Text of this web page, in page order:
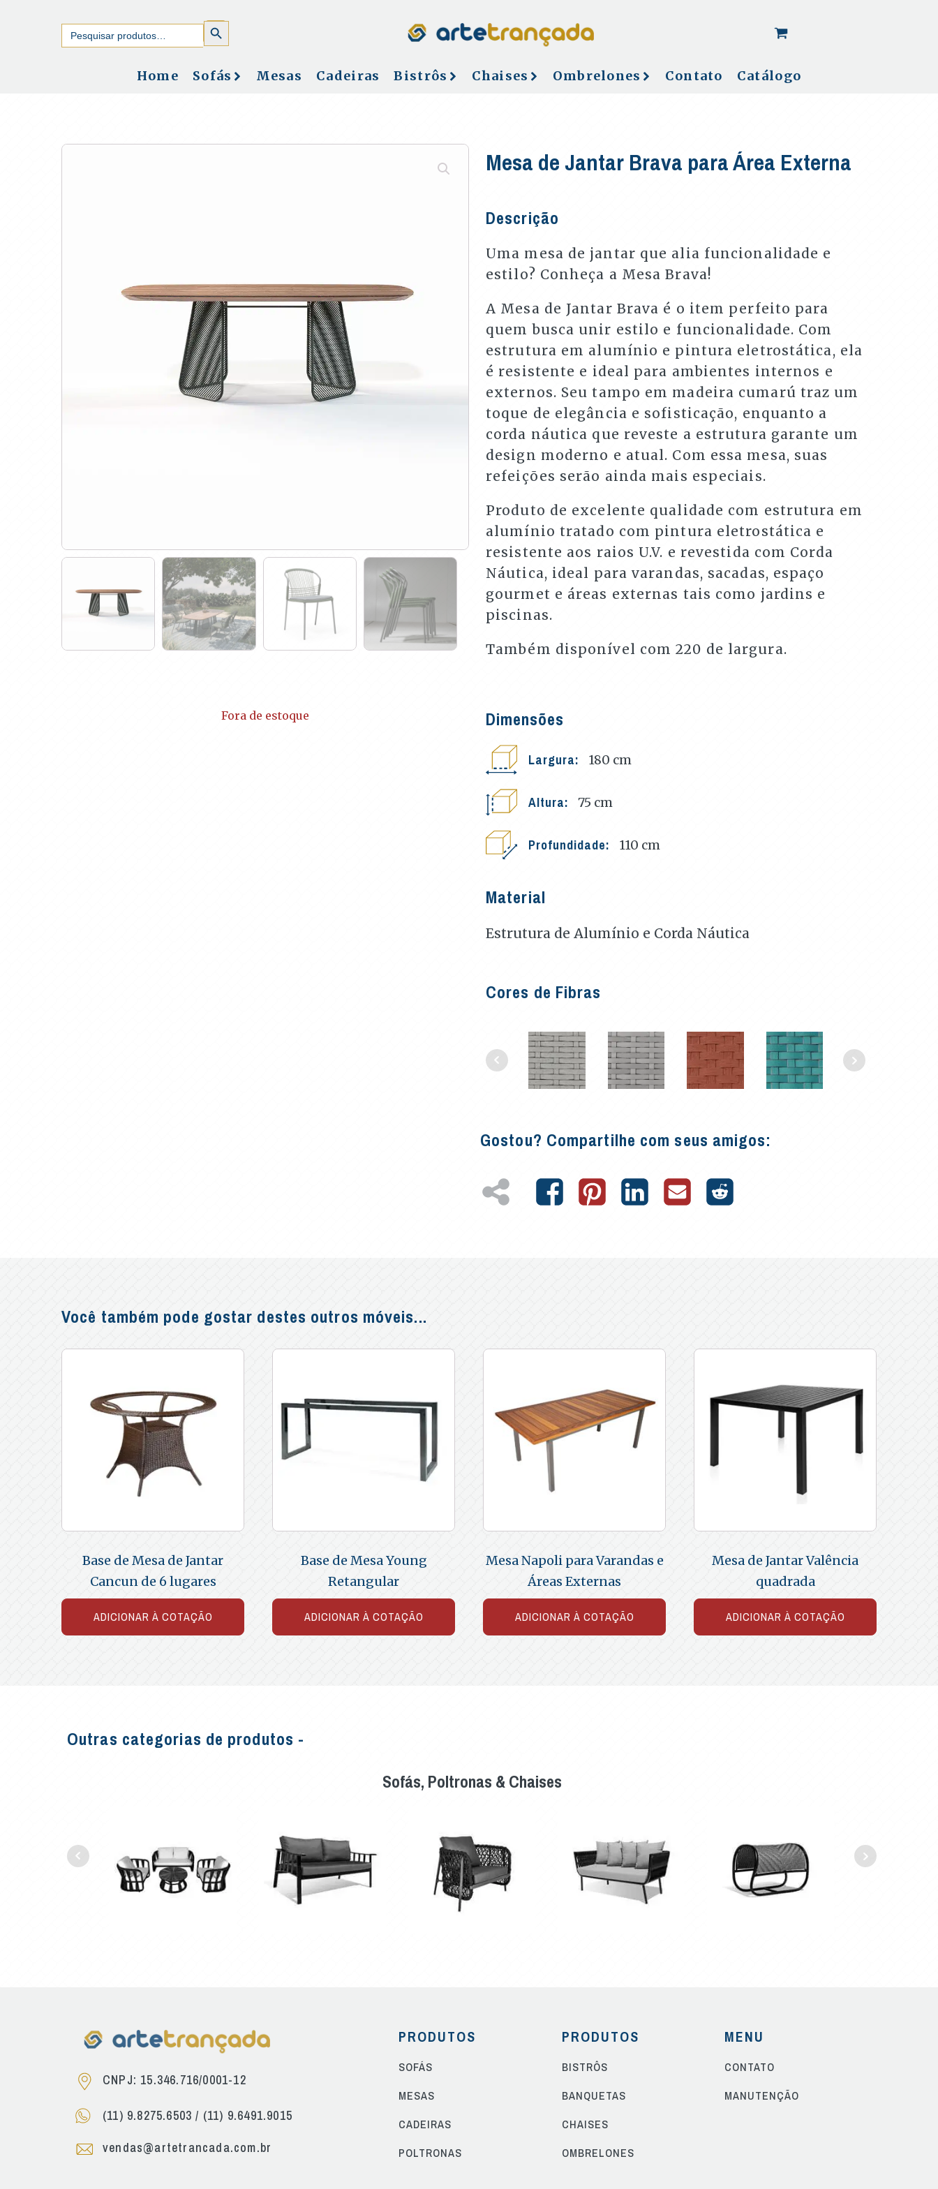
Search
for:
SEARCH
BUTTON
Home Sofás Mesas Cadeiras Bistrôs Chaises Ombrelones Contato Catálogo
Fora de estoque
Mesa de Jantar Brava para Área Externa
Descrição
Uma mesa de jantar que alia funcionalidade e
estilo? Conheça a Mesa Brava!
A Mesa de Jantar Brava é o item perfeito para
quem busca unir estilo e funcionalidade. Com
estrutura em alumínio e pintura eletrostática, ela
é resistente e ideal para ambientes internos e
externos. Seu tampo em madeira cumarú traz um
toque de elegância e sofisticação, enquanto a
corda náutica que reveste a estrutura garante um
design moderno e atual. Com essa mesa, suas
refeições serão ainda mais especiais.
Produto de excelente qualidade com estrutura em
alumínio tratado com pintura eletrostática e
resistente aos raios U.V. e revestida com Corda
Náutica, ideal para varandas, sacadas, espaço
gourmet e áreas externas tais como jardins e
piscinas.
Também disponível com 220 de largura.
Dimensões
Largura: 180 cm
Altura: 75 cm
Profundidade: 110 cm
Material
Estrutura de Alumínio e Corda Náutica
Cores de Fibras
Gostou? Compartilhe com seus amigos:
Você também pode gostar destes outros móveis...
Base de Mesa de Jantar
Cancun de 6 lugares
ADICIONAR À COTAÇÃO
Base de Mesa Young
Retangular
ADICIONAR À COTAÇÃO
Mesa Napoli para Varandas e
Áreas Externas
ADICIONAR À COTAÇÃO
Mesa de Jantar Valência
quadrada
ADICIONAR À COTAÇÃO
Outras categorias de produtos -
Sofás, Poltronas & Chaises
CNPJ: 15.346.716/0001-12
(11) 9.8275.6503 / (11) 9.6491.9015
vendas@artetrancada.com.br
PRODUTOS
SOFÁS
MESAS
CADEIRAS
POLTRONAS
PRODUTOS
BISTRÔS
BANQUETAS
CHAISES
OMBRELONES
MENU
CONTATO
MANUTENÇÃO